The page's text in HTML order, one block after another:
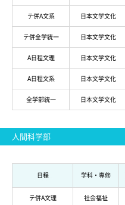
テ併A文系 日本文学文化
テ併全学統一 日本文学文化
A日程文理 日本文学文化
A日程文系 日本文学文化
全学部統一 日本文学文化
人間科学部
日程 学科・専修
テ併A文理 社会福祉